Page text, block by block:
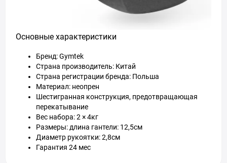
Основные характеристики
Бренд: Gymtek
Страна производитель: Китай
Страна регистрации бренда: Польша
Материал: неопрен
Шестигранная конструкция, предотвращающая
перекатывание
Вес набора: 2 × 4кг
Размеры: длина гантели: 12,5см
Диаметр рукоятки: 2,8см
Гарантия 24 мес